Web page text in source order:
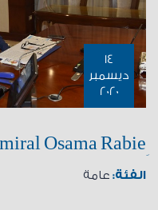
14
ديسمبر
2020
الفئة: عامة